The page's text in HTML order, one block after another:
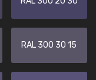
RAL 300 30 15